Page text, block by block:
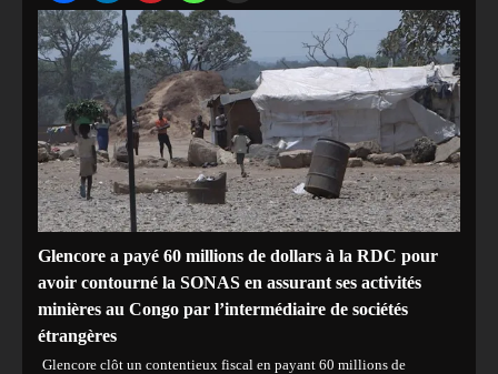
Glencore a payé 60 millions de dollars à la RDC pour
avoir contourné la SONAS en assurant ses activités
minières au Congo par l’intermédiaire de sociétés
étrangères
Glencore clôt un contentieux fiscal en payant 60 millions de